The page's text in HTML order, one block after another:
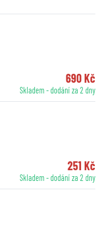
690 Kč
Skladem - dodání za 2 dny
251 Kč
Skladem - dodání za 2 dny